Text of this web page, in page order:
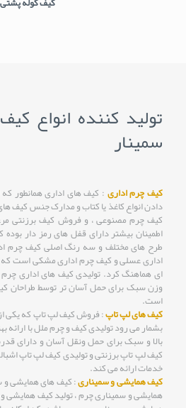
تولید کننده انواع
سمینار
کیف چرم اداری: کیف ‌های اداری همانطور
دادن انواع کاغذ یا کتاب و مدارک جنس کیف
کیف چرم مصنوعی ، و فروش کیف برزنتی
اطمینان بیشتر دارای قفل های رمز دار
طرح های مختلف و سه رنگ اصلی کیف چرم
اداری عسلی و کیف چرم اداری مشکی است که
ای هماهنگ کرد. تولیدی کیف های اداری
وزن سبک برای حمل آسان تر توسط طراحان
است.
کیف های لپ تاپ: فروش کیف لپ تاپ که یکی
بشمار می رود تولیدی کیف و چرم ملل با ارائه
بالا و سبک برای حمل ونقل آسان و
کیف لپ تاپ برزنتی و تولیدی کیف لپ تاپ
خدمات ارائه می کند.
کیف همایشی و سمیناری: کیف های همایشی و
همایشی و سمیناری چرم ، تولید کیف